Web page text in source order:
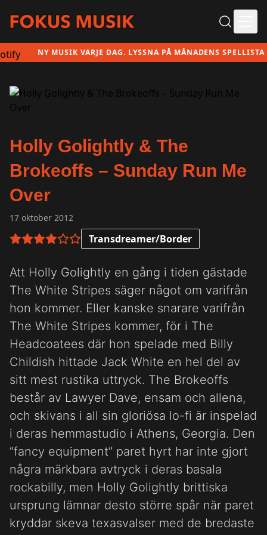
NY MUSIK VARJE DAG. LYSSNA PÅ MÅNADENS SPELLISTA
Holly Golightly & The
Brokeoffs – Sunday Run Me
Over
17 oktober 2012
4 av 6 i betyg Transdreamer/Border
Att Holly Golightly en gång i tiden gästade
The White Stripes säger något om varifrån
hon kommer. Eller kanske snarare varifrån
The White Stripes kommer, för i The
Headcoatees där hon spelade med Billy
Childish hittade Jack White en hel del av
sitt mest rustika uttryck. The Brokeoffs
består av Lawyer Dave, ensam och allena,
och skivans i all sin gloriösa lo-fi är inspelad
i deras hemmastudio i Athens, Georgia. Den
”fancy equipment” paret hyrt har inte gjort
några märkbara avtryck i deras basala
rockabilly, men Holly Golightly brittiska
ursprung lämnar desto större spår när paret
kryddar skeva texasvalser med de bredaste